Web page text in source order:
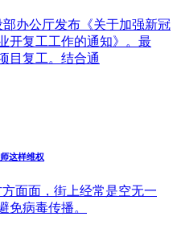
办公厅发布《关于加强新冠
开复工工作的通知》。最
目复工。结合通
这样维权
面面，街上经常是空无一
免病毒传播。